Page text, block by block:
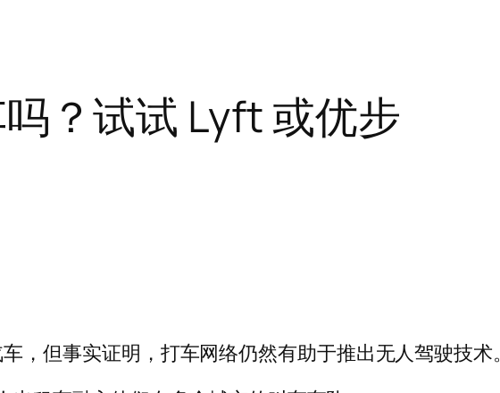
？试试 Lyft 或优步
，但事实证明，打车网络仍然有助于推出无人驾驶技术。